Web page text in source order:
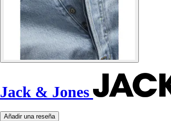
Jack & Jones
Añadir una reseña